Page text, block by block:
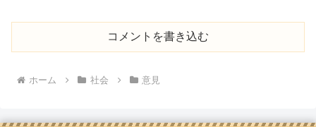
コメントを書き込む
ホーム 社会 意見